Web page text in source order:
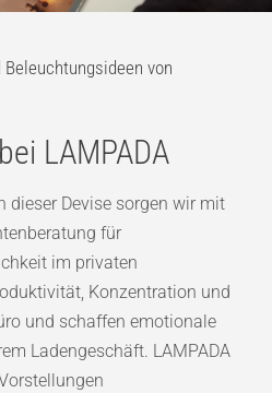
von
LAMPADA
dieser Devise sorgen wir mit
für
im privaten
Konzentration und
und schaffen emotionale
Ladengeschäft. LAMPADA